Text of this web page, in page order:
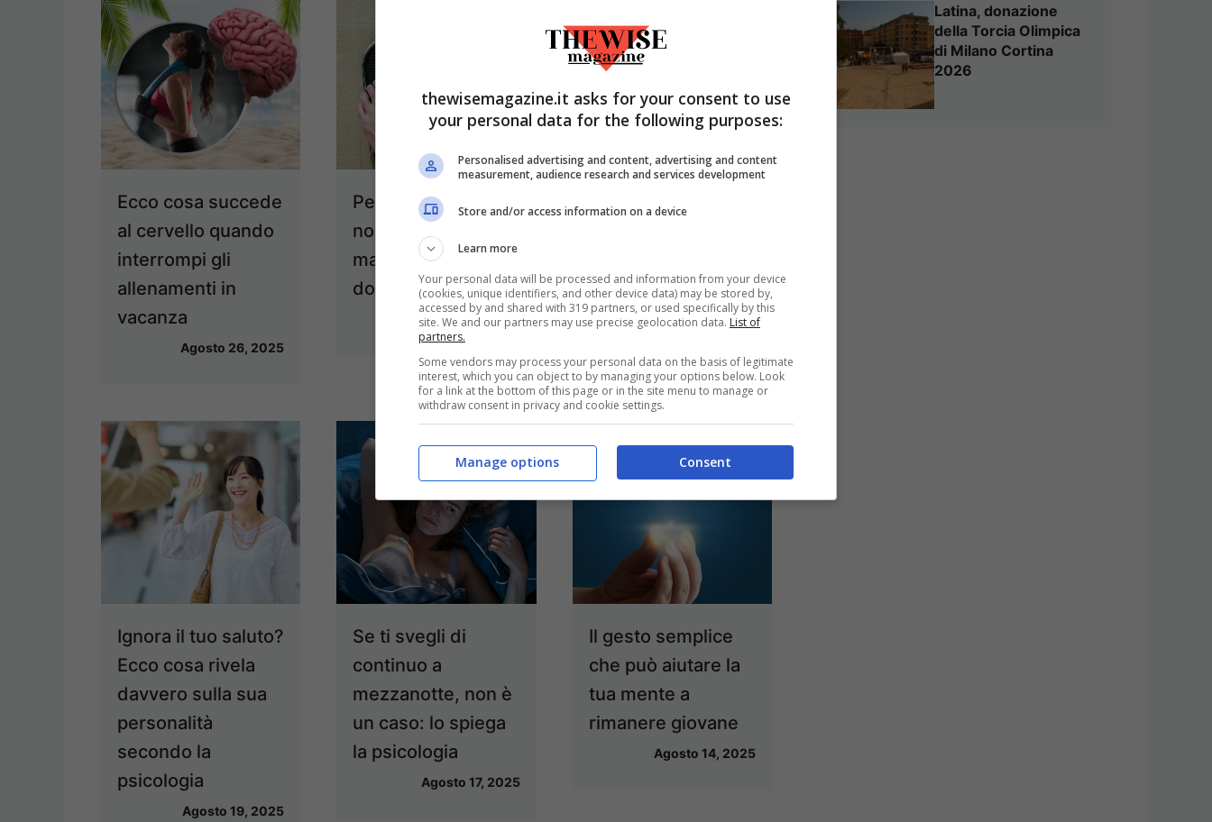
Ecco cosa succede
al cervello quando
interrompi gli
allenamenti in
vacanza
Agosto 26, 2025
Pesarsi a dieta,
non solo quando
ma anche come:
dove sbagli
Agosto 25, 2025
Il tesoro nascosto
risparmiare
tantissimi soldi
Ignora il tuo saluto?
Ecco cosa rivela
davvero sulla sua
personalità
secondo la
psicologia
Agosto 19, 2025
Se ti svegli di
continuo a
mezzanotte, non è
un caso: lo spiega
la psicologia
Agosto 17, 2025
Il gesto semplice
che può aiutare la
tua mente a
rimanere giovane
Agosto 14, 2025
Latina, donazione
della Torcia Olimpica
di Milano Cortina
2026
thewisemagazine.it asks for your consent to use
your personal data for the following purposes:
Personalised advertising and content, advertising and content
measurement, audience research and services development
Store and/or access information on a device
Learn more
Your personal data will be processed and information from your device
(cookies, unique identifiers, and other device data) may be stored by,
accessed by and shared with 319 partners, or used specifically by this
site. We and our partners may use precise geolocation data. List of
partners.
Some vendors may process your personal data on the basis of legitimate
interest, which you can object to by managing your options below. Look
for a link at the bottom of this page or in the site menu to manage or
withdraw consent in privacy and cookie settings.
Consent
Manage options